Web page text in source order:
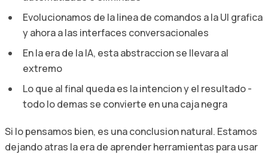
Evolucionamos de la linea de comandos a la UI grafica
y ahora a las interfaces conversacionales
En la era de la IA, esta abstraccion se llevara al
extremo
Lo que al final queda es la intencion y el resultado -
todo lo demas se convierte en una caja negra
Si lo pensamos bien, es una conclusion natural. Estamos
dejando atras la era de aprender herramientas para usar